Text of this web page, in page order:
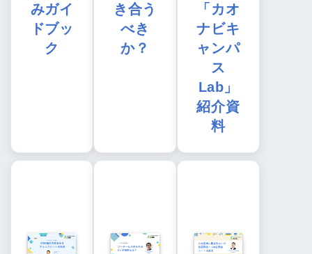
みガイ
ドブッ
ク
き合う
べき
か？
「カオ
ナビキ
ャンパ
ス
Lab」
紹介資
料